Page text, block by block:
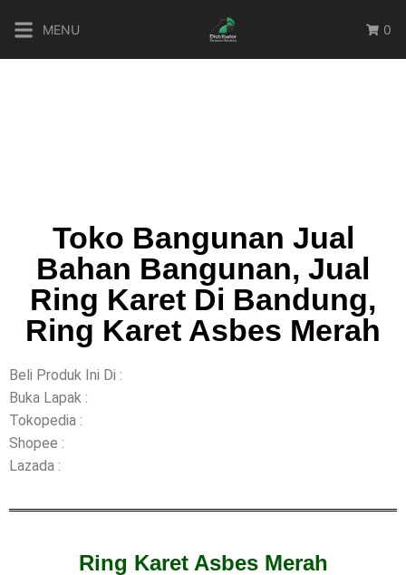
MENU 0
Toko Bangunan Jual
Bahan Bangunan, Jual
Ring Karet Di Bandung,
Ring Karet Asbes Merah
Beli Produk Ini Di :
Buka Lapak :
Tokopedia :
Shopee :
Lazada :
Ring Karet Asbes Merah